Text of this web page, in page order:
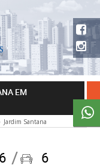
EM
Jardim Santana
6 6